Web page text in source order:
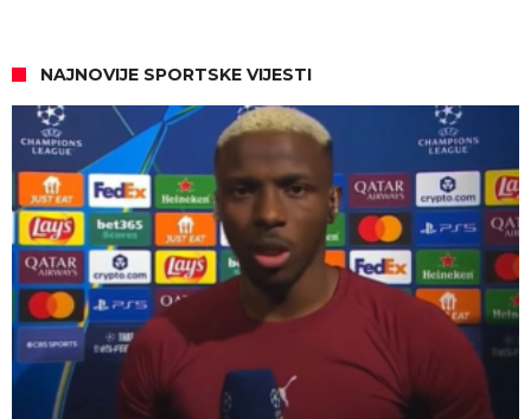
NAJNOVIJE SPORTSKE VIJESTI